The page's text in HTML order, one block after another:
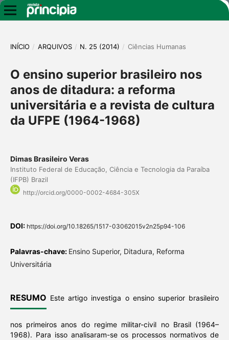
INÍCIO / ARQUIVOS / N. 25 (2014) / Ciências Humanas
O ensino superior brasileiro nos
anos de ditadura: a reforma
universitária e a revista de cultura
da UFPE (1964-1968)
Dimas Brasileiro Veras
Instituto Federal de Educação, Ciência e Tecnologia da Paraíba
(IFPB) Brazil
http://orcid.org/0000-0002-4684-305X
DOI: https://doi.org/10.18265/1517-03062015v2n25p94-106
Palavras-chave: Ensino Superior, Ditadura, Reforma
Universitária
RESUMO Este artigo investiga o ensino superior brasileiro
nos primeiros anos do regime militar-civil no Brasil (1964–
1968). Para isso analisaram-se os processos normativos de